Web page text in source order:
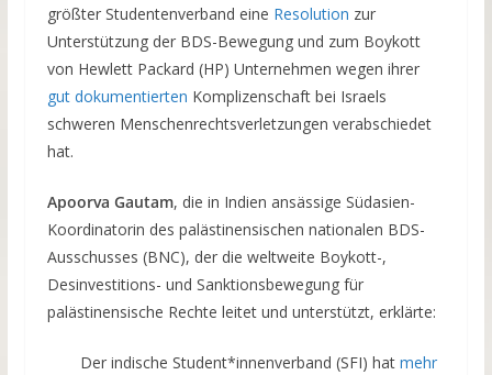
größter Studentenverband eine Resolution zur
Unterstützung der BDS-Bewegung und zum Boykott
von Hewlett Packard (HP) Unternehmen wegen ihrer
gut dokumentierten Komplizenschaft bei Israels
schweren Menschenrechtsverletzungen verabschiedet
hat.
Apoorva Gautam, die in Indien ansässige Südasien-
Koordinatorin des palästinensischen nationalen BDS-
Ausschusses (BNC), der die weltweite Boykott-,
Desinvestitions- und Sanktionsbewegung für
palästinensische Rechte leitet und unterstützt, erklärte:
Der indische Student*innenverband (SFI) hat mehr